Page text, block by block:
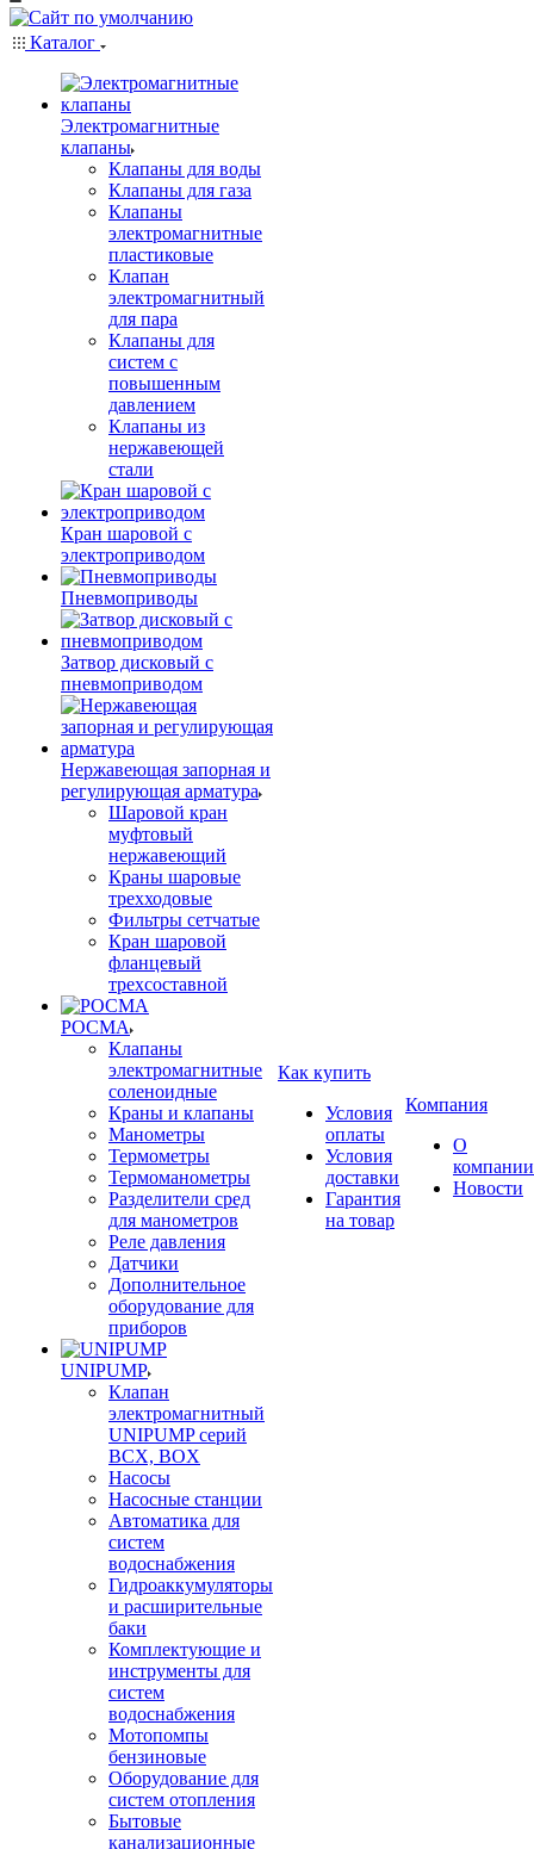
Каталог
Электромагнитные
клапаны
Клапаны для воды
Клапаны для газа
Клапаны
электромагнитные
пластиковые
Клапан
электромагнитный
для пара
Клапаны для
систем с
повышенным
давлением
Клапаны из
нержавеющей
стали
Кран шаровой с
электроприводом
Пневмоприводы
Затвор дисковый с
пневмоприводом
Нержавеющая запорная и
регулирующая арматура
Шаровой кран
муфтовый
нержавеющий
Краны шаровые
трехходовые
Фильтры сетчатые
Кран шаровой
фланцевый
трехсоставной
РОСМА
Клапаны
электромагнитные
соленоидные
Краны и клапаны
Манометры
Термометры
Термоманометры
Разделители сред
для манометров
Реле давления
Датчики
Дополнительное
оборудование для
приборов
UNIPUMP
Клапан
электромагнитный
UNIPUMP серий
BCX, BOX
Насосы
Насосные станции
Автоматика для
систем
водоснабжения
Гидроаккумуляторы
и расширительные
баки
Комплектующие и
инструменты для
систем
водоснабжения
Мотопомпы
бензиновые
Оборудование для
систем отопления
Бытовые
канализационные
Как купить
Условия
оплаты
Условия
доставки
Гарантия
на товар
Компания
О
компании
Новости